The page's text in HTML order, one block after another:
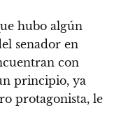
hubo algún
senador en
con
principio, ya
protagonista, le